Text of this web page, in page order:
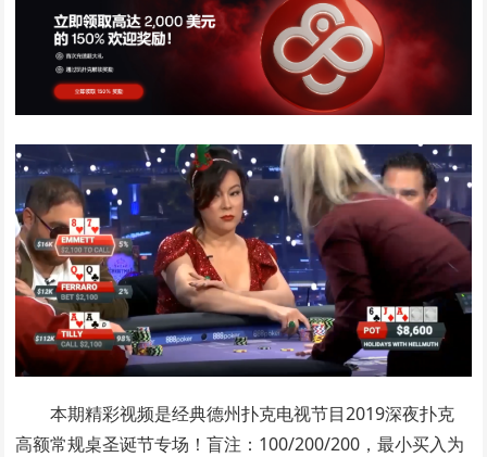
本期精彩视频是经典德州扑克电视节目2019深夜扑克
高额常规桌圣诞节专场！盲注：100/200/200，最小买入为